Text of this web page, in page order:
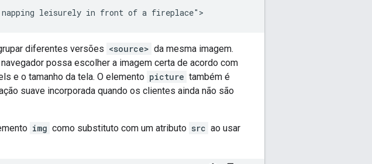
leisurely in front of a fireplace">
diferentes versões <source> da mesma imagem.
possa escolher a imagem certa de acordo com
e o tamanho da tela. O elemento picture também é
suave incorporada quando os clientes ainda não são
img como substituto com um atributo src ao usar